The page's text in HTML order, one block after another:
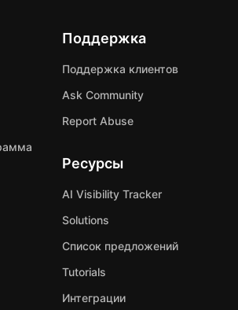
Поддержка
Поддержка клиентов
Ask Community
Report Abuse
Ресурсы
AI Visibility Tracker
Solutions
Список предложений
Tutorials
Интеграции